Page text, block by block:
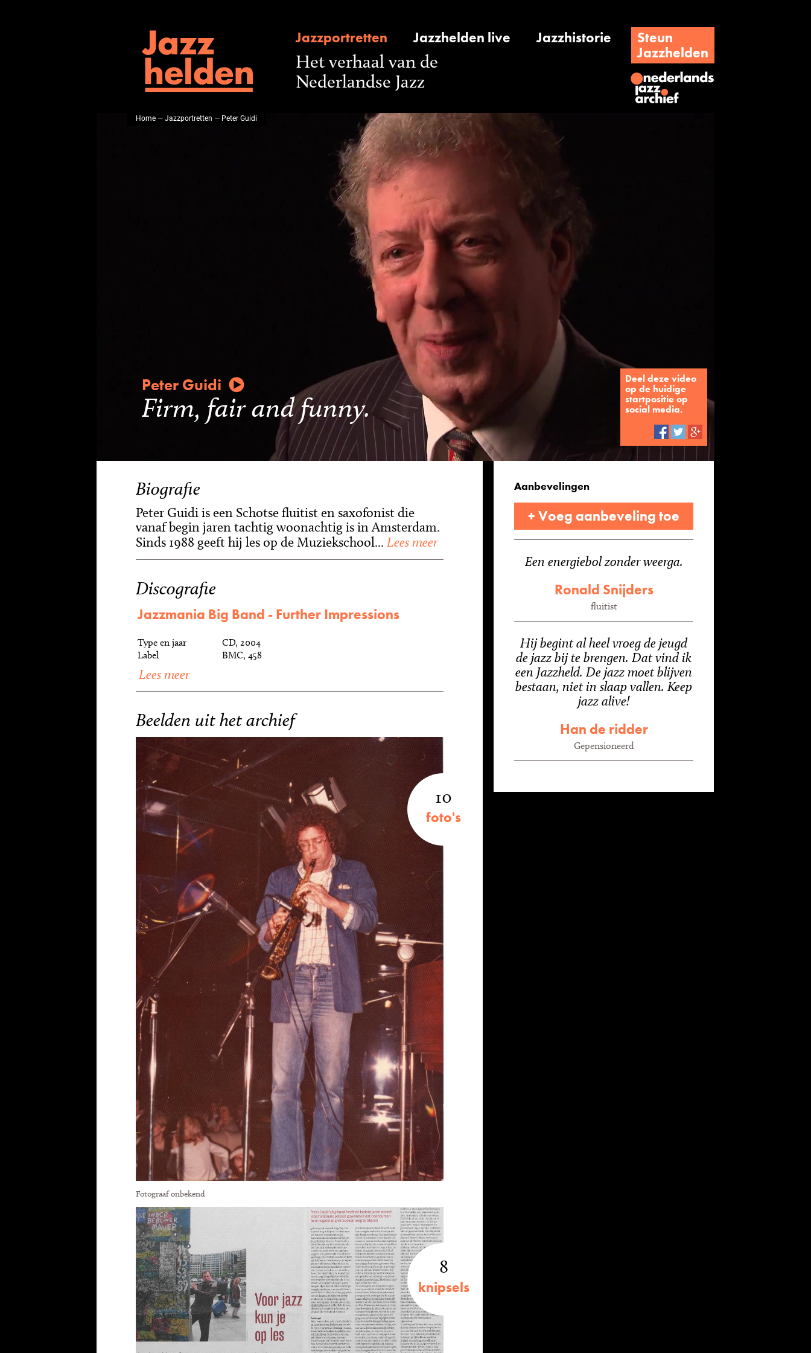
Jazzportretten Jazzhelden live Jazzhistorie
Steun
Jazzhelden
Het verhaal van de
Nederlandse Jazz
Home—Jazzportretten — Peter Guidi
Peter Guidi
Firm, fair and funny.
Deel deze video
op de huidige
startpositie op
social media.
Biografie
Peter Guidi is een Schotse fluitist en saxofonist die
vanaf begin jaren tachtig woonachtig is in Amsterdam.
Sinds 1988 geeft hij les op de Muziekschool... Lees meer
Discografie
Jazzmania Big Band - Further Impressions
Type en jaar
CD, 2004
Label
BMC, 458
Lees meer
Beelden uit het archief
10
foto's
Fotograaf onbekend
8
knipsels
Aanbevelingen
+ Voeg aanbeveling toe
Een energiebol zonder weerga.
Ronald Snijders
fluitist
Hij begint al heel vroeg de jeugd
de jazz bij te brengen. Dat vind ik
een Jazzheld. De jazz moet blijven
bestaan, niet in slaap vallen. Keep
jazz alive!
Han de ridder
Gepensioneerd